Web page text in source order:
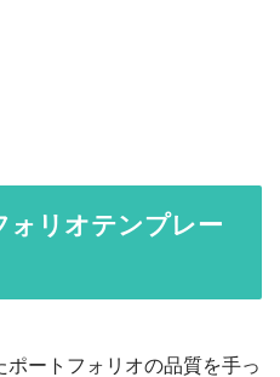
ォリオテンプレー
ートフォリオの品質を手っ